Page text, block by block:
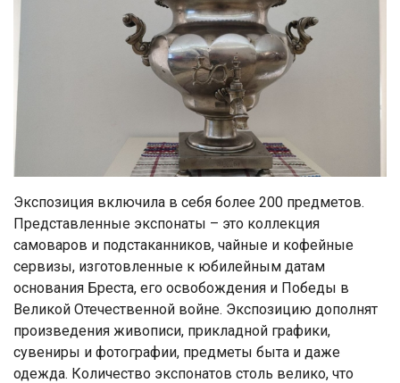
Экспозиция включила в себя более 200 предметов.
Представленные экспонаты – это коллекция
самоваров и подстаканников, чайные и кофейные
сервизы, изготовленные к юбилейным датам
основания Бреста, его освобождения и Победы в
Великой Отечественной войне. Экспозицию дополнят
произведения живописи, прикладной графики,
сувениры и фотографии, предметы быта и даже
одежда. Количество экспонатов столь велико, что